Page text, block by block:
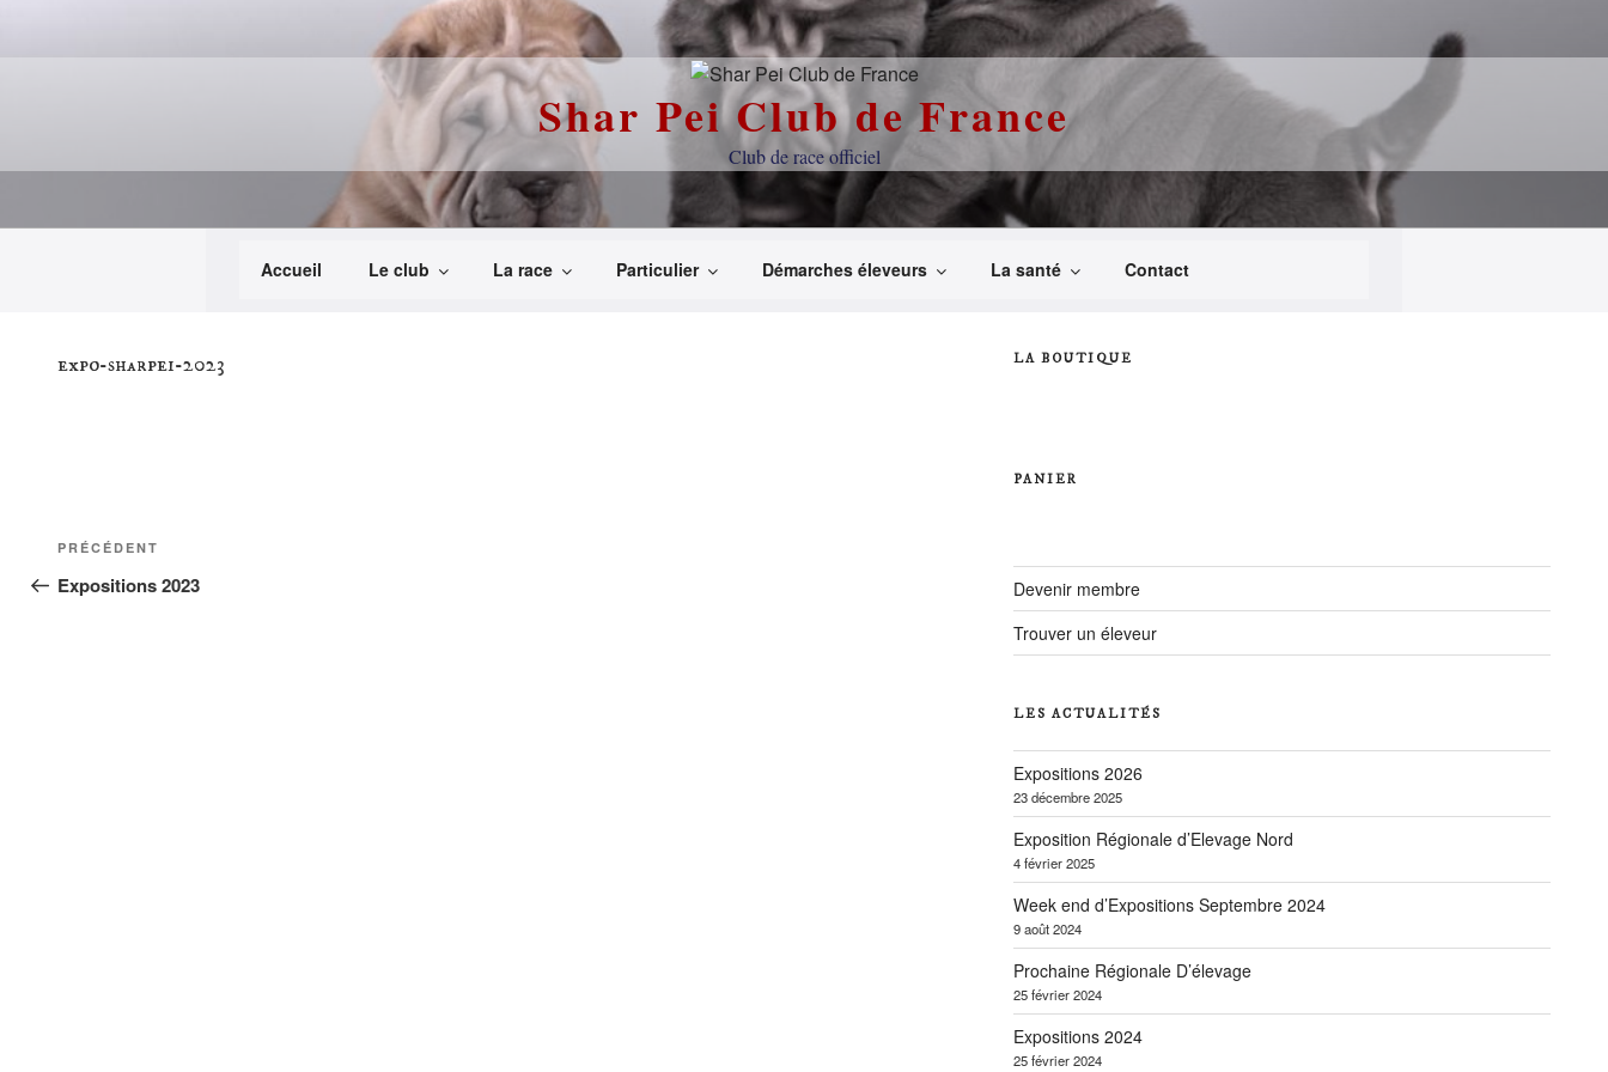
Shar Pei Club de France
Club de race officiel
Accueil Le club La race Particulier Démarches éleveurs La santé Contact
expo-sharpei-2023
Navigation
de
Article
précédent
PRÉCÉDENT
Expositions 2023
LA BOUTIQUE
PANIER
Devenir membre
Trouver un éleveur
LES ACTUALITÉS
Expositions 2026
23 décembre 2025
Exposition Régionale d’Elevage Nord
4 février 2025
Week end d’Expositions Septembre 2024
9 août 2024
Prochaine Régionale D’élevage
25 février 2024
Expositions 2024
25 février 2024